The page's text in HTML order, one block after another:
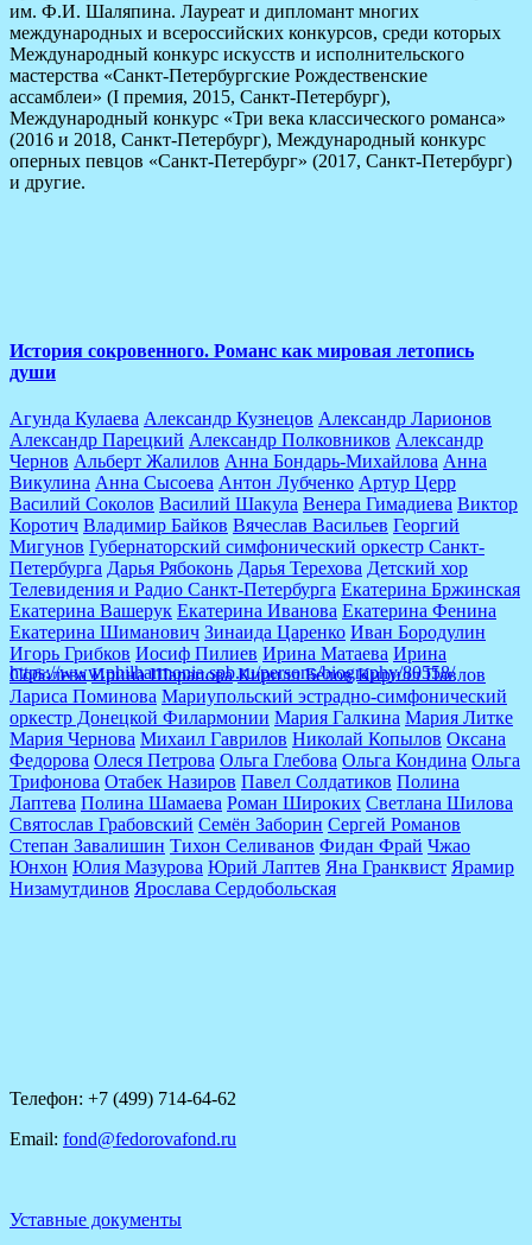
им. Ф.И. Шаляпина. Лауреат и дипломант многих
международных и всероссийских конкурсов, среди которых
Международный конкурс искусств и исполнительского
мастерства «Санкт-Петербургские Рождественские
ассамблеи» (I премия, 2015, Санкт-Петербург),
Международный конкурс «Три века классического романса»
(2016 и 2018, Санкт-Петербург), Международный конкурс
оперных певцов «Санкт-Петербург» (2017, Санкт-Петербург)
и другие.
История сокровенного. Романс как мировая летопись
души
Агунда Кулаева Александр Кузнецов Александр Ларионов
Александр Парецкий Александр Полковников Александр
Чернов Альберт Жалилов Анна Бондарь-Михайлова Анна
Викулина Анна Сысоева Антон Лубченко Артур Церр
Василий Соколов Василий Шакула Венера Гимадиева Виктор
Коротич Владимир Байков Вячеслав Васильев Георгий
Мигунов Губернаторский симфонический оркестр Санкт-
Петербурга Дарья Рябоконь Дарья Терехова Детский хор
Телевидения и Радио Санкт-Петербурга Екатерина Бржинская
Екатерина Вашерук Екатерина Иванова Екатерина Фенина
Екатерина Шиманович Зинаида Царенко Иван Бородулин
Игорь Грибков Иосиф Пилиев Ирина Матаева Ирина
Соболева Ирина Шарапова Кирилл Белов Кирилл Павлов
Лариса Поминова Мариупольский эстрадно-симфонический
оркестр Донецкой Филармонии Мария Галкина Мария Литке
Мария Чернова Михаил Гаврилов Николай Копылов Оксана
Федорова Олеся Петрова Ольга Глебова Ольга Кондина Ольга
Трифонова Отабек Назиров Павел Солдатиков Полина
Лаптева Полина Шамаева Роман Широких Светлана Шилова
Святослав Грабовский Семён Заборин Сергей Романов
Степан Завалишин Тихон Селиванов Фидан Фрай Чжао
Юнхон Юлия Мазурова Юрий Лаптев Яна Гранквист Ярамир
Низамутдинов Ярослава Сердобольская
https://www.philharmonia.spb.ru/persons/biography/80558/
Телефон: +7 (499) 714-64-62
Email: fond@fedorovafond.ru
Уставные документы